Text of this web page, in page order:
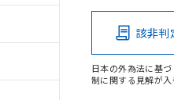
該非判
日本の外為法に基
制に関する見解が入